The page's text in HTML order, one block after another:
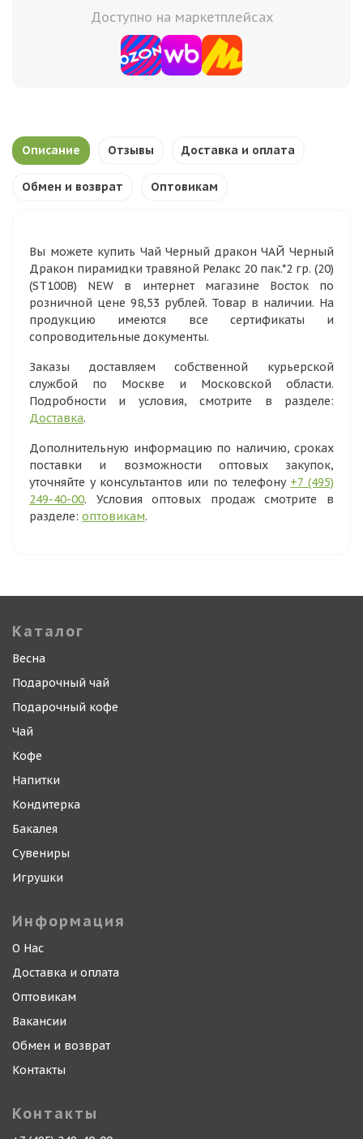
Доступно на маркетплейсах
Описание Отзывы Доставка и оплата
Обмен и возврат Оптовикам
Вы можете купить Чай Черный дракон ЧАЙ Черный
Дракон пирамидки травяной Релакс 20 пак.*2 гр. (20)
(SТ100B) NEW в интернет магазине Восток по
розничной цене 98,53 рублей. Товар в наличии. На
продукцию имеются все сертификаты и
сопроводительные документы.
Заказы доставляем собственной курьерской
службой по Москве и Московской области.
Подробности и условия, смотрите в разделе:
Доставка.
Дополнительную информацию по наличию, сроках
поставки и возможности оптовых закупок,
уточняйте у консультантов или по телефону +7 (495)
249-40-00. Условия оптовых продаж смотрите в
разделе: оптовикам.
Каталог
Весна
Подарочный чай
Подарочный кофе
Чай
Кофе
Напитки
Кондитерка
Бакалея
Сувениры
Игрушки
Информация
О Нас
Доставка и оплата
Оптовикам
Вакансии
Обмен и возврат
Контакты
Контакты